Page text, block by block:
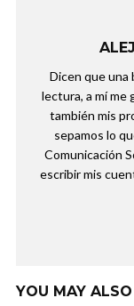
Dicen que una
lectura, a mí me
también mis
sepamos lo
Comunicación
escribir mis
YOU MAY